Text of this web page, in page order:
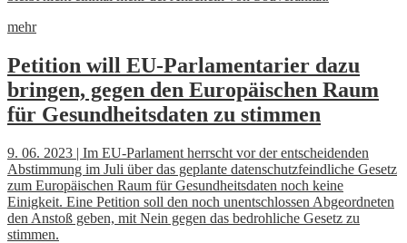
mehr
Petition will EU-Parlamentarier dazu
bringen, gegen den Europäischen Raum
für Gesundheitsdaten zu stimmen
9. 06. 2023 | Im EU-Parlament herrscht vor der entscheidenden
Abstimmung im Juli über das geplante datenschutzfeindliche Gesetz
zum Europäischen Raum für Gesundheitsdaten noch keine
Einigkeit. Eine Petition soll den noch unentschlossen Abgeordneten
den Anstoß geben, mit Nein gegen das bedrohliche Gesetz zu
stimmen.